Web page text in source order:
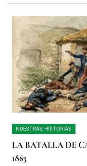
NUESTRAS HISTORIAS
LA BATALLA DE
1863